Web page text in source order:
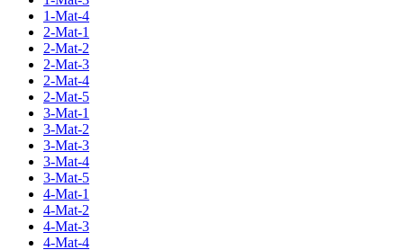
1-Mat-4
2-Mat-1
2-Mat-2
2-Mat-3
2-Mat-4
2-Mat-5
3-Mat-1
3-Mat-2
3-Mat-3
3-Mat-4
3-Mat-5
4-Mat-1
4-Mat-2
4-Mat-3
4-Mat-4